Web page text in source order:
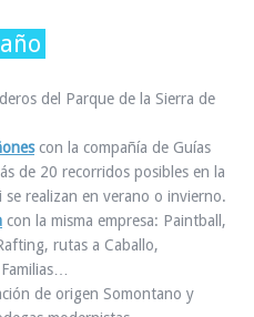
del Parque de la Sierra de
con la compañía de Guías
de 20 recorridos posibles en la
realizan en verano o invierno.
con la misma empresa: Paintball,
rutas a Caballo,
de origen Somontano y